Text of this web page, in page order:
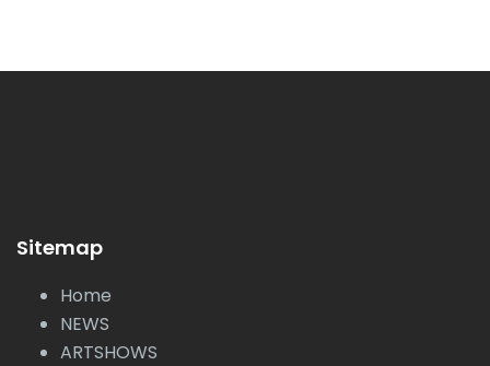
Sitemap
Home
NEWS
ARTSHOWS